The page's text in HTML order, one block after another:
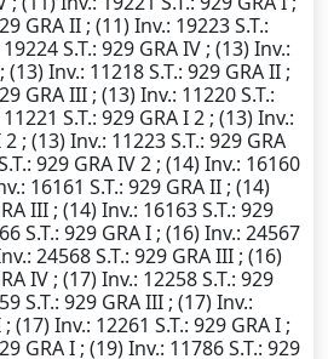
GRA II ; (11)Inv.: 19223S.T.:
19224S.T.: 929 GRA IV ; (13)Inv.:
(13)Inv.: 11218S.T.: 929 GRA II ;
GRA III ; (13)Inv.: 11220S.T.:
11221 S.T.: 929 GRA I 2 ; (13)Inv.:
2 ; (13)Inv.: 11223S.T.: 929 GRA
: 929 GRA IV 2 ; (14)Inv.: 16160
: 16161 S.T.: 929 GRA II ; (14)
III ; (14)Inv.: 16163S.T.: 929
S.T.: 929 GRA I ; (16)Inv.: 24567
: 24568S.T.: 929 GRA III ; (16)
IV ; (17)Inv.: 12258S.T.: 929
S.T.: 929 GRA III ; (17)Inv.:
; (17)Inv.: 12261 S.T.: 929 GRA I ;
GRA I ; (19)Inv.: 11786S.T.: 929